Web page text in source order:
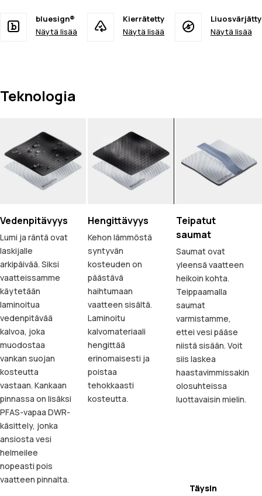
bluesign®
Näytä lisää
Kierrätetty
Näytä lisää
Liuosvärjätty
Näytä lisää
Teknologia
Vedenpitävyys
Lumi ja räntä ovat
laskijalle
arkipäivää. Siksi
vaatteissamme
käytetään
laminoitua
vedenpitävää
kalvoa, joka
muodostaa
vankan suojan
kosteutta
vastaan. Kankaan
pinnassa on lisäksi
PFAS-vapaa DWR-
käsittely, jonka
ansiosta vesi
helmeilee
nopeasti pois
vaatteen pinnalta.
Hengittävyys
Kehon lämmöstä
syntyvän
kosteuden on
päästävä
haihtumaan
vaatteen sisältä.
Laminoitu
kalvomateriaali
hengittää
erinomaisesti ja
poistaa
tehokkaasti
kosteutta.
Teipatut
saumat
Saumat ovat
yleensä vaatteen
heikoin kohta.
Teippaamalla
saumat
varmistamme,
ettei vesi pääse
niistä sisään. Voit
siis laskea
haastavimmissakin
olosuhteissa
luottavaisin mielin.
Täysin